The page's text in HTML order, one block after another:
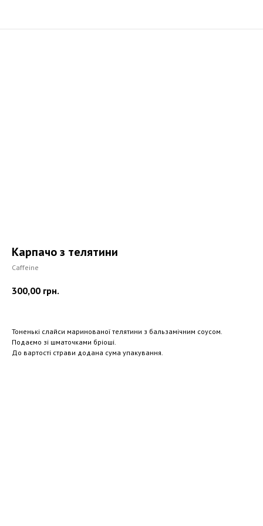
Карпачо з телятини
Caffeine
300,00 грн.
Тоненькі слайси маринованої телятини з бальзамічним соусом.
Подаємо зі шматочками бріоші.
До вартості страви додана сума упакування.